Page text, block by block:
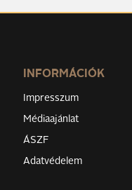
INFORMÁCIÓK
Impresszum
Médiaajánlat
ÁSZF
Adatvédelem